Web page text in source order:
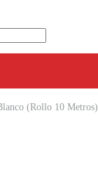
(Rollo 10 Metros)